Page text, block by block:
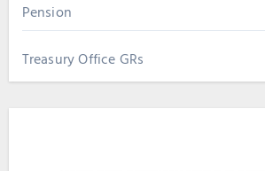
Pension
Treasury Office GRs